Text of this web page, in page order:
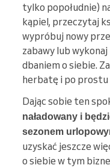
tylko popołudnie)
kąpiel, przeczytaj
wypróbuj nowy
zabawy lub wykonaj
dbaniem o siebie.
herbatę i po prostu
Dając sobie ten
naładowany i
sezonem
uzyskać jeszcze
o siebie w tym